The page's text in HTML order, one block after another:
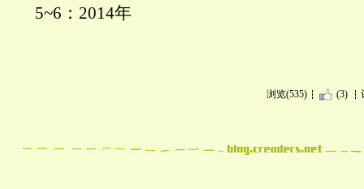
5~6：2014年
浏览(535) (3)